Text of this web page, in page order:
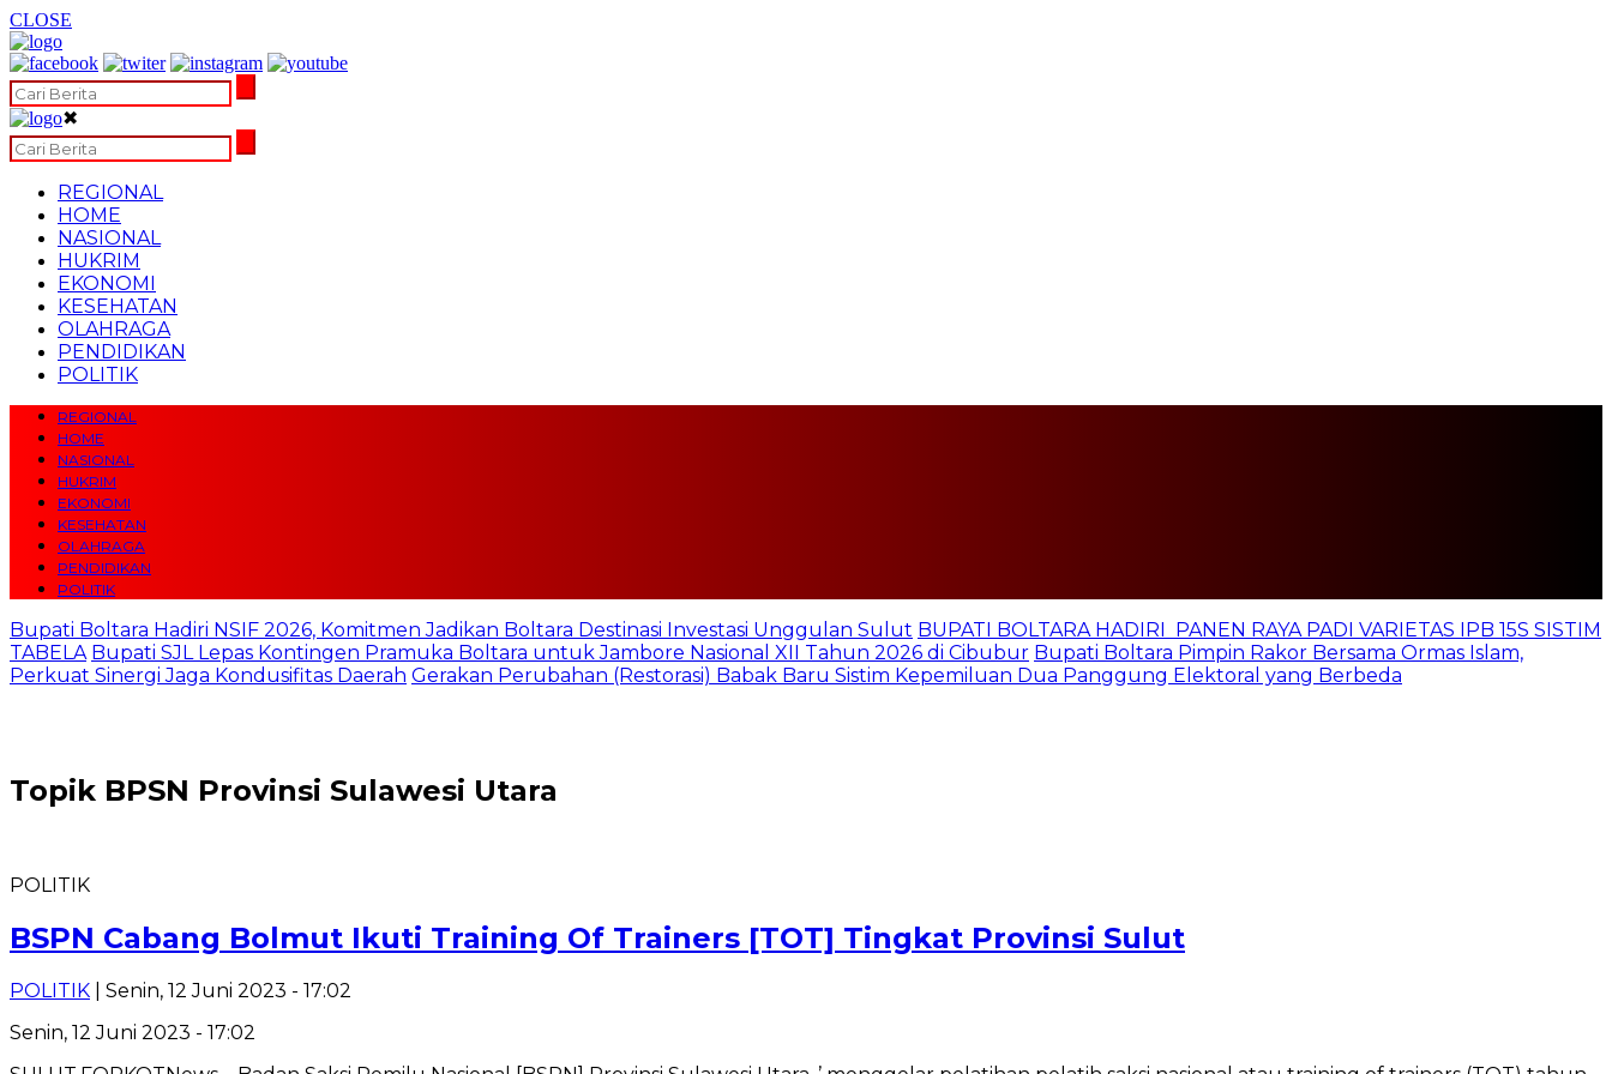
CLOSE
✖
REGIONAL
HOME
NASIONAL
HUKRIM
EKONOMI
KESEHATAN
OLAHRAGA
PENDIDIKAN
POLITIK
REGIONAL
HOME
NASIONAL
HUKRIM
EKONOMI
KESEHATAN
OLAHRAGA
PENDIDIKAN
POLITIK
Bupati Boltara Hadiri NSIF 2026, Komitmen Jadikan Boltara Destinasi Investasi Unggulan Sulut BUPATI BOLTARA HADIRI PANEN RAYA PADI VARIETAS IPB 15S SISTIM
TABELA Bupati SJL Lepas Kontingen Pramuka Boltara untuk Jambore Nasional XII Tahun 2026 di Cibubur Bupati Boltara Pimpin Rakor Bersama Ormas Islam,
Perkuat Sinergi Jaga Kondusifitas Daerah Gerakan Perubahan (Restorasi) Babak Baru Sistim Kepemiluan Dua Panggung Elektoral yang Berbeda
Topik BPSN Provinsi Sulawesi Utara
POLITIK
BSPN Cabang Bolmut Ikuti Training Of Trainers [TOT] Tingkat Provinsi Sulut
POLITIK | Senin, 12 Juni 2023 - 17:02
Senin, 12 Juni 2023 - 17:02